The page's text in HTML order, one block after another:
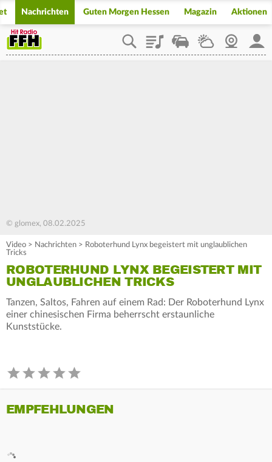
Nachrichten Guten Morgen Hessen Magazin Aktionen
PlaylistStaupilotWetterWebcam
© glomex, 08.02.2025
Video > Nachrichten > Roboterhund Lynx begeistert mit unglaublichen
Tricks
ROBOTERHUND LYNX BEGEISTERT MIT
UNGLAUBLICHEN TRICKS
Tanzen, Saltos, Fahren auf einem Rad: Der Roboterhund Lynx
einer chinesischen Firma beherrscht erstaunliche
Kunststücke.
EMPFEHLUNGEN